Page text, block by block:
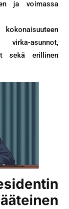
ja voimassa
asunnot,
sekä erillinen